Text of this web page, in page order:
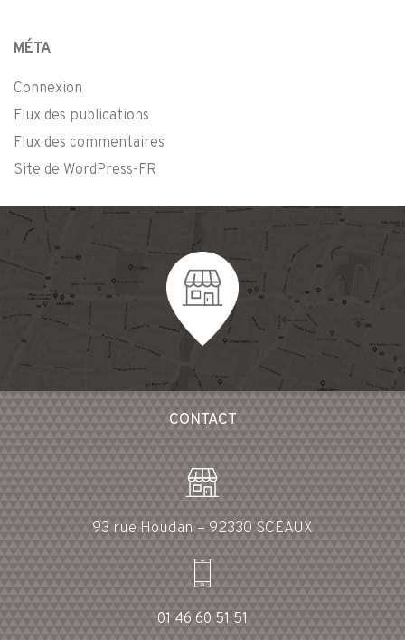
MÉTA
Connexion
Flux des publications
Flux des commentaires
Site de WordPress-FR
CONTACT
93 rue Houdan – 92330 SCEAUX
01 46 60 51 51